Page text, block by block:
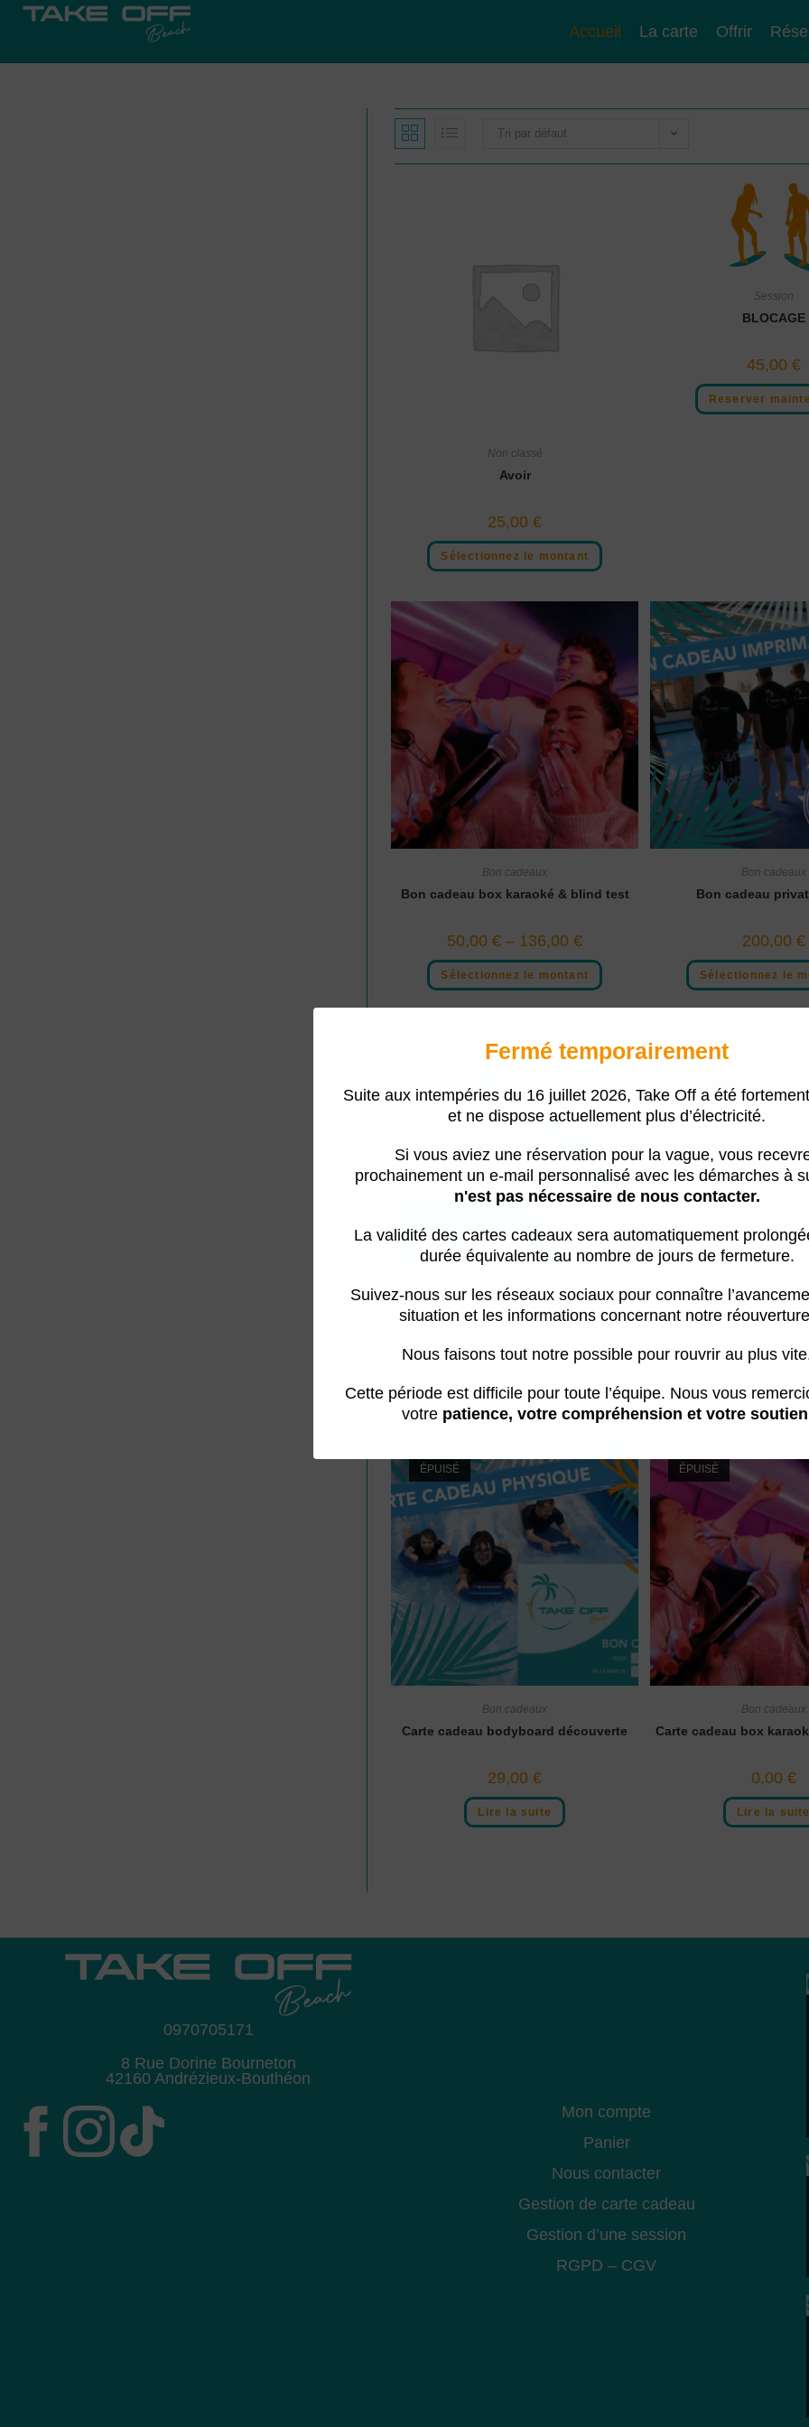
Accueil La carte Offrir
Tri par défaut
Non classé
Avoir
25,00€
Sélectionnez le montant
Session
BLOCAGE
45,00 €
Reserver
Bon cadeaux
Bon cadeau box karaoké & blind test
50,00€ – 136,00€
Sélectionnez le montant
Bon cadeaux
Bon cadeau
200,00 €
Sélectionnez le
Bon cadeaux
Bon Cadeau session surf
39,00€
Sélectionnez le montant
Bon cadeaux
Bon cadeau
10,00 €–
Sélectionnez le
ÉPUISÉ
Bon cadeaux
Carte cadeau bodyboard découverte
29,00€
Lire la suite
ÉPUISÉ
Bon cadeaux
Carte cadeau box
0,00 €
Lire la suite
0970705171
8 Rue Dorine Bourneton
42160 Andrézieux-Bouthéon
Mon compte
Panier
Nous contacter
Gestion de carte cadeau
Gestion d’une session
RGPD– CGV
Fermé temporairement
Suite aux intempéries du 16 juillet 2026, Take Off a été
et ne dispose actuellement plus d’électricité.
Si vous aviez une réservation pour la vague, vous
prochainement un e-mail personnalisé avec les démarches à
n'est pas nécessaire de nous contacter.
La validité des cartes cadeaux sera automatiquement
durée équivalente au nombre de jours de fermeture.
Suivez-nous sur les réseaux sociaux pour connaître
situation et les informations concernant notre
Nous faisons tout notre possible pour rouvrir au plus
Cette période est difficile pour toute l’équipe. Nous vous
votre patience, votre compréhension et votre